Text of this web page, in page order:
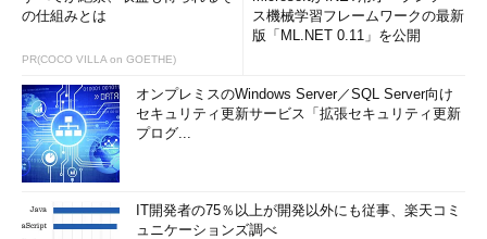
の仕組みとは
PR(COCO VILLA on GOETHE)
ス機械学習フレームワークの最新
版「ML.NET 0.11」を公開
オンプレミスのWindows Server／SQL Server向け
セキュリティ更新サービス「拡張セキュリティ更新
プログ...
IT開発者の75％以上が開発以外にも従事、楽天コミ
ュニケーションズ調べ